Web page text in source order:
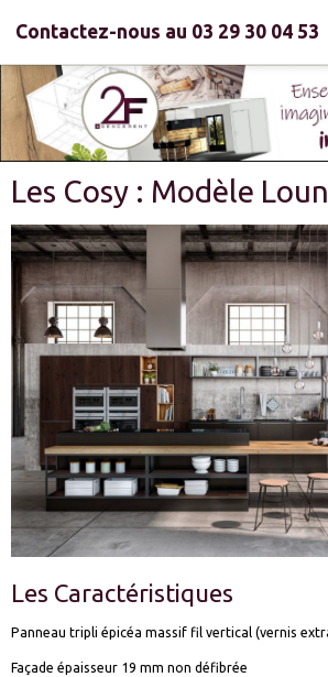
Contactez-nous au 03 29 30 04 53
Les Cosy : Modèle
Les Caractéristiques
Panneau tripli épicéa massif fil vertical (vernis
Façade épaisseur 19 mm non défibrée